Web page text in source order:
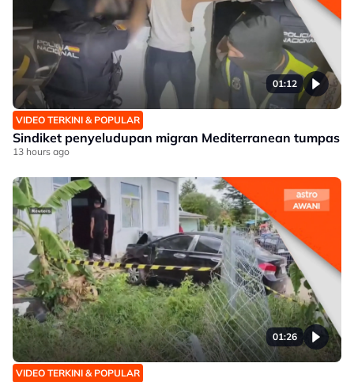
01:12
VIDEO TERKINI & POPULAR
Sindiket penyeludupan migran Mediterranean tumpas
13 hours ago
01:26
VIDEO TERKINI & POPULAR